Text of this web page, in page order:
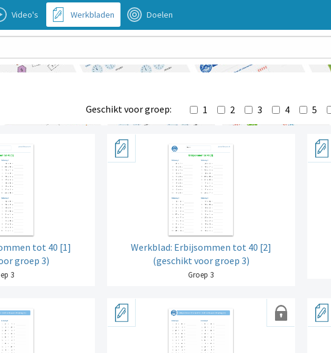
Video's Werkbladen Doelen
Geschikt voor groep: 1 2 3 4 5
tot 40 [1]
groep 3)
3
Werkblad: Erbijsommen tot 40 [2]
(geschikt voor groep 3)
Groep 3